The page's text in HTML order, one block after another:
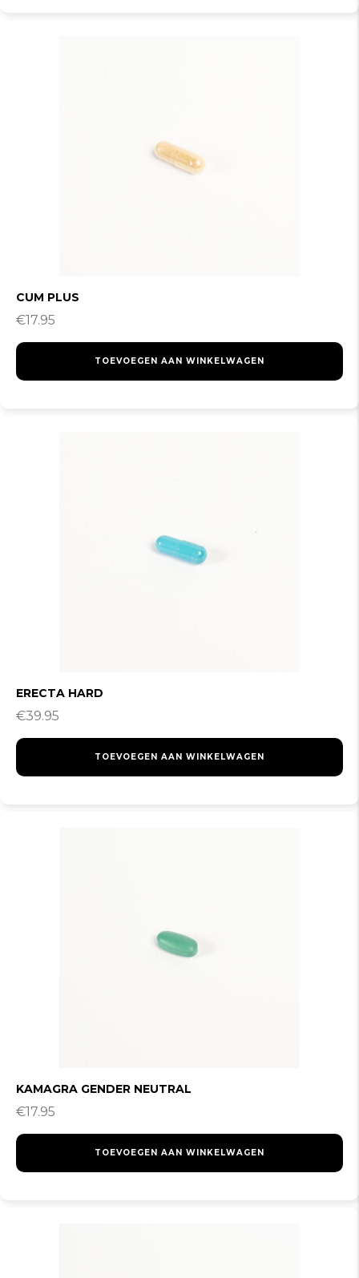
CUM PLUS
€17.95
TOEVOEGEN AAN WINKELWAGEN
ERECTA HARD
€39.95
TOEVOEGEN AAN WINKELWAGEN
KAMAGRA GENDER NEUTRAL
€17.95
TOEVOEGEN AAN WINKELWAGEN